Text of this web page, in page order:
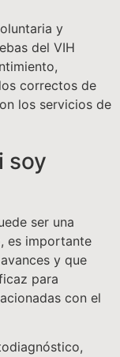
y
del VIH
correctos de
los servicios de
soy
ser una
es importante
y que
para
con el